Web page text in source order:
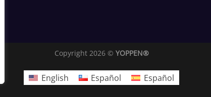
Copyright 2026 © YOPPEN®
English Español Español